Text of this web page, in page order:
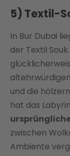
5) Textil-
In Bur Dubai
der Textil
und die
hat das
zwischen
Ambiente